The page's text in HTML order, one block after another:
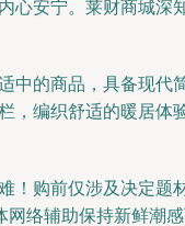
安宁。莱财商城
的商品，具备现
，编织舒适的暖居
购前仅涉及决定
络辅助保持新鲜潮